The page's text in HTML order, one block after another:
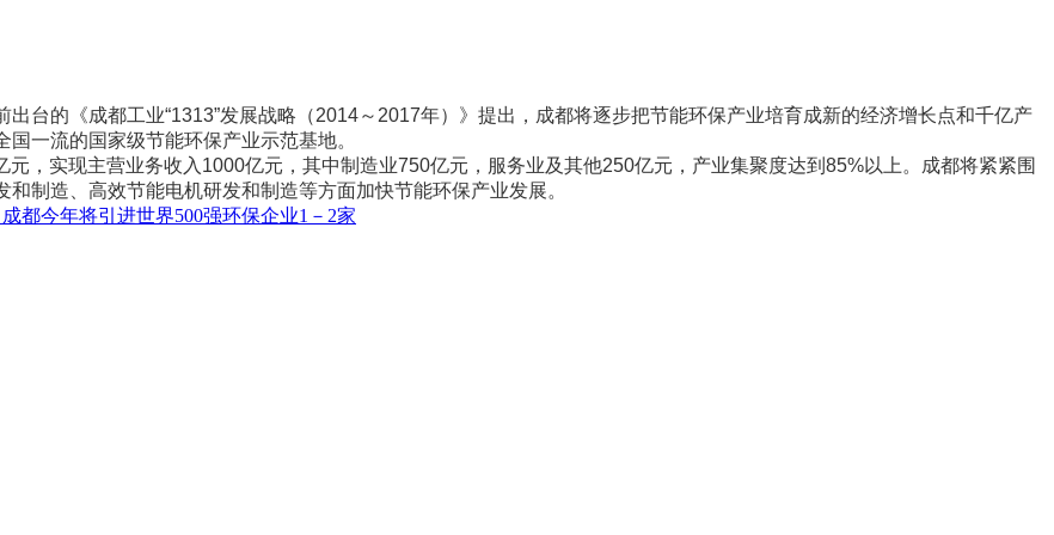
的《成都工业“1313”发展战略（2014～2017年）》提出，成都将逐步把节能环保产业培育成新的经济增长点和千亿产
一流的国家级节能环保产业示范基地。
实现主营业务收入1000亿元，其中制造业750亿元，服务业及其他250亿元，产业集聚度达到85%以上。成都将紧紧围
制造、高效节能电机研发和制造等方面加快节能环保产业发展。
成都今年将引进世界500强环保企业1－2家